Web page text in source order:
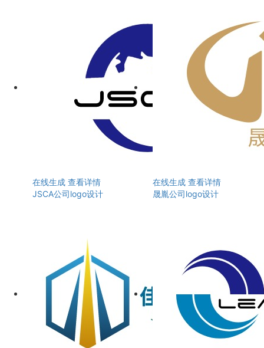
在线生成 查看详情
JSCA公司logo设计
在线生成 查看详情
晟胤公司logo设计